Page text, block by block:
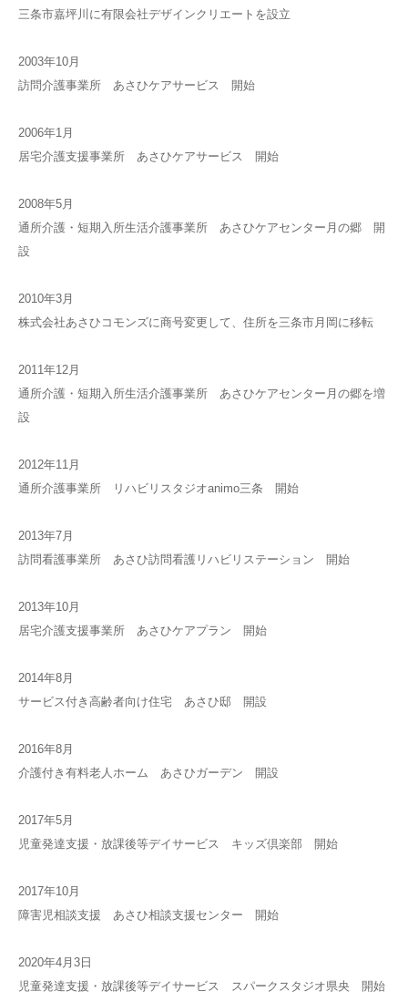
三条市嘉坪川に有限会社デザインクリエートを設立
2003年10月
訪問介護事業所 あさひケアサービス 開始
2006年1月
居宅介護支援事業所 あさひケアサービス 開始
2008年5月
通所介護・短期入所生活介護事業所 あさひケアセンター月の郷 開
設
2010年3月
株式会社あさひコモンズに商号変更して、住所を三条市月岡に移転
2011年12月
通所介護・短期入所生活介護事業所 あさひケアセンター月の郷を増
設
2012年11月
通所介護事業所 リハビリスタジオanimo三条 開始
2013年7月
訪問看護事業所 あさひ訪問看護リハビリステーション 開始
2013年10月
居宅介護支援事業所 あさひケアプラン 開始
2014年8月
サービス付き高齢者向け住宅 あさひ邸 開設
2016年8月
介護付き有料老人ホーム あさひガーデン 開設
2017年5月
児童発達支援・放課後等デイサービス キッズ倶楽部 開始
2017年10月
障害児相談支援 あさひ相談支援センター 開始
2020年4月3日
児童発達支援・放課後等デイサービス スパークスタジオ県央 開始